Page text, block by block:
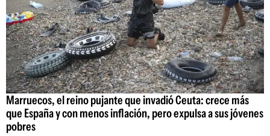
Marruecos, el reino pujante que invadió Ceuta: crece más
que España y con menos inflación, pero expulsa a sus jóvenes
pobres